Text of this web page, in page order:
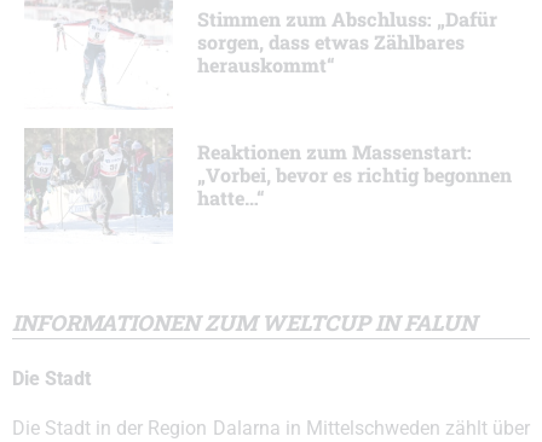
Stimmen zum Abschluss: „Dafür
sorgen, dass etwas Zählbares
herauskommt“
Reaktionen zum Massenstart:
„Vorbei, bevor es richtig begonnen
hatte…“
INFORMATIONEN ZUM WELTCUP IN FALUN
Die Stadt
Die Stadt in der Region Dalarna in Mittelschweden zählt über